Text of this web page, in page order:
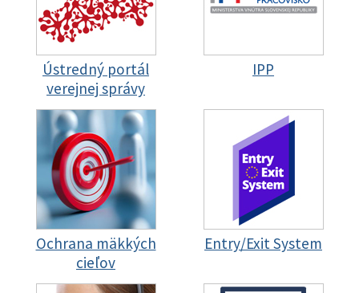
Ústredný portál
verejnej správy
IPP
Ochrana mäkkých
cieľov
Entry/Exit System